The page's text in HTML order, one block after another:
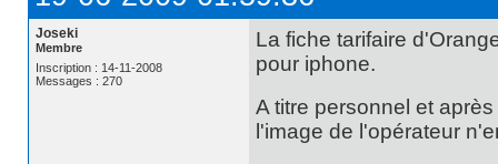
Joseki
Membre
Inscription : 14-11-2008
Messages : 270
La fiche tarifaire
pour iphone.
A titre personnel et
l'image de l'opérateur